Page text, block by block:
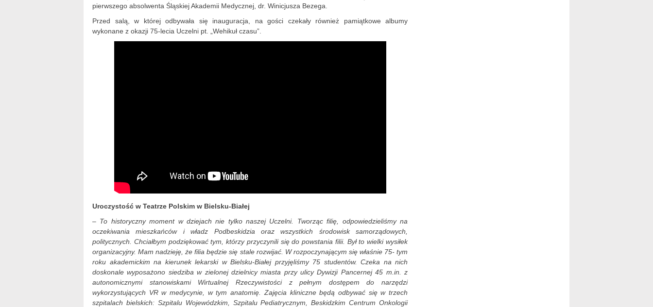
pierwszego absolwenta Śląskiej Akademii Medycznej, dr. Winicjusza Bezega.
Przed salą, w której odbywała się inauguracja, na gości czekały również pamiątkowe albumy
wykonane z okazji 75-lecia Uczelni pt. „Wehikuł czasu”.
Uroczystość w Teatrze Polskim w Bielsku-Białej
– To historyczny moment w dziejach nie tylko naszej Uczelni. Tworząc filię, odpowiedzieliśmy na
oczekiwania mieszkańców i władz Podbeskidzia oraz wszystkich środowisk samorządowych,
politycznych. Chciałbym podziękować tym, którzy przyczynili się do powstania filii. Był to wielki wysiłek
organizacyjny. Mam nadzieję, że filia będzie się stale rozwijać. W rozpoczynającym się właśnie 75- tym
roku akademickim na kierunek lekarski w Bielsku-Białej przyjęliśmy 75 studentów. Czeka na nich
doskonale wyposażono siedziba w zielonej dzielnicy miasta przy ulicy Dywizji Pancernej 45 m.in. z
autonomicznymi stanowiskami Wirtualnej Rzeczywistości z pełnym dostępem do narzędzi
wykorzystujących VR w medycynie, w tym anatomię. Zajęcia kliniczne będą odbywać się w trzech
szpitalach bielskich: Szpitalu Wojewódzkim, Szpitalu Pediatrycznym, Beskidzkim Centrum Onkologii